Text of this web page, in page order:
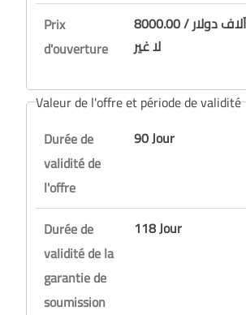
Prix
d'ouverture
8000.00 / فقط ثمانية آلاف دولار
لا غير
Valeur de l'offre et période de validité
Durée de
validité de
l'offre
90 Jour
Durée de
validité de la
garantie de
soumission
118 Jour